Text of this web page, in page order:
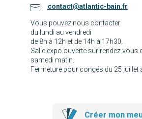
contact@atlantic-bain.fr
Vous pouvez nous contacter
du lundi au vendredi
de 8h à 12h et de 14h à 17h30.
Salle expo ouverte sur rendez-vous
samedi matin.
Fermeture pour congés du 25 juillet
Créer mon